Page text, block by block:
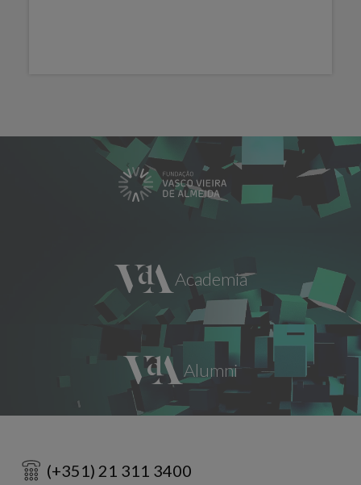
(+351) 21 311 3400